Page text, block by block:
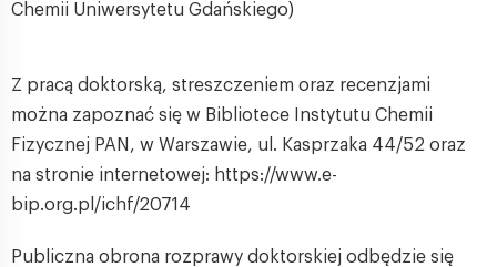
Chemii Uniwersytetu Gdańskiego)
Z pracą doktorską, streszczeniem oraz recenzjami
można zapoznać się w Bibliotece Instytutu Chemii
Fizycznej PAN, w Warszawie, ul. Kasprzaka 44/52 oraz
na stronie internetowej: https://www.e-
bip.org.pl/ichf/20714
Publiczna obrona rozprawy doktorskiej odbędzie się